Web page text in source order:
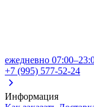
ежедневно
+7 (995) 577-52-24
Информация